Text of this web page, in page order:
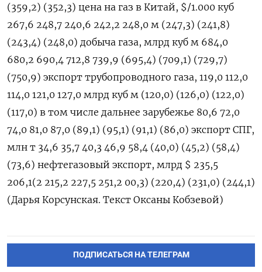
(359,2) (352,3) цена на газ в Китай, $/1.000 куб
267,6 248,7 240,6 242,2 248,0 м (247,3) (241,8)
(243,4) (248,0) добыча газа, млрд куб м 684,0
680,2 690,4 712,8 739,9 (695,4) (709,1) (729,7)
(750,9) экспорт трубопроводного газа, 119,0 112,0
114,0 121,0 127,0 млрд куб м (120,0) (126,0) (122,0)
(117,0) в том числе дальнее зарубежье 80,6 72,0
74,0 81,0 87,0 (89,1) (95,1) (91,1) (86,0) экспорт СПГ,
млн т 34,6 35,7 40,3 46,9 58,4 (40,0) (45,2) (58,4)
(73,6) нефтегазовый экспорт, млрд $ 235,5
206,1(2 215,2 227,5 251,2 00,3) (220,4) (231,0) (244,1)
(Дарья Корсунская. Текст Оксаны Кобзевой)
ПОДПИСАТЬСЯ НА ТЕЛЕГРАМ